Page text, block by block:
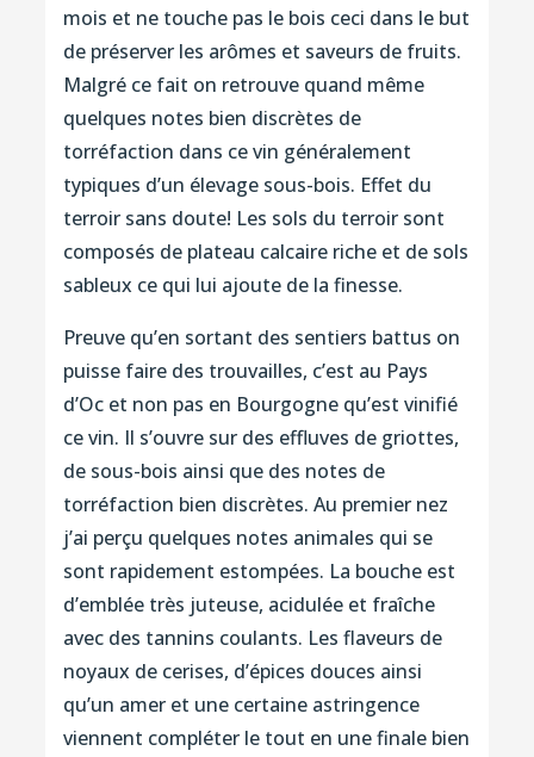
mois et ne touche pas le bois ceci dans le but
de préserver les arômes et saveurs de fruits.
Malgré ce fait on retrouve quand même
quelques notes bien discrètes de
torréfaction dans ce vin généralement
typiques d’un élevage sous-bois. Effet du
terroir sans doute! Les sols du terroir sont
composés de plateau calcaire riche et de sols
sableux ce qui lui ajoute de la finesse.
Preuve qu’en sortant des sentiers battus on
puisse faire des trouvailles, c’est au Pays
d’Oc et non pas en Bourgogne qu’est vinifié
ce vin. Il s’ouvre sur des effluves de griottes,
de sous-bois ainsi que des notes de
torréfaction bien discrètes. Au premier nez
j’ai perçu quelques notes animales qui se
sont rapidement estompées. La bouche est
d’emblée très juteuse, acidulée et fraîche
avec des tannins coulants. Les flaveurs de
noyaux de cerises, d’épices douces ainsi
qu’un amer et une certaine astringence
viennent compléter le tout en une finale bien